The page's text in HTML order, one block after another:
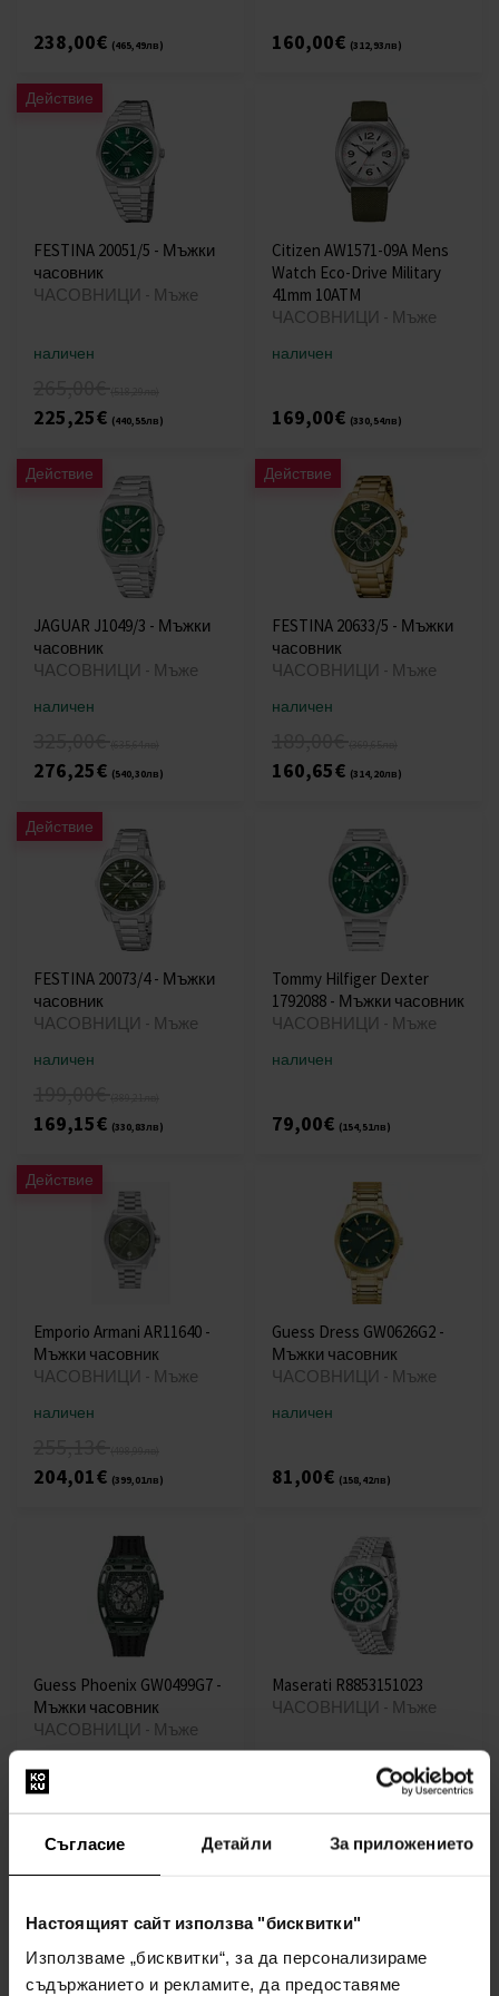
Съгласие Детайли За приложението
Настоящият сайт използва "бисквитки"
Използваме „бисквитки“, за да персонализираме
съдържанието и рекламите, да предоставяме
238,00€ (465,49лв) 160,00€ (312,93лв)
Действие
FESTINA 20051/5 - Мъжки
часовник
ЧАСОВНИЦИ - Мъже
наличен
225,25€ (440,55лв)
Citizen AW1571-09A Mens
Watch Eco-Drive Military
41mm 10ATM
ЧАСОВНИЦИ - Мъже
наличен
169,00€ (330,54лв)
Действие
JAGUAR J1049/3 - Мъжки
часовник
ЧАСОВНИЦИ - Мъже
наличен
276,25€ (540,30лв)
Действие
FESTINA 20633/5 - Мъжки
часовник
ЧАСОВНИЦИ - Мъже
наличен
160,65€ (314,20лв)
Действие
FESTINA 20073/4 - Мъжки
часовник
ЧАСОВНИЦИ - Мъже
наличен
169,15€ (330,83лв)
Tommy Hilfiger Dexter
1792088 - Мъжки часовник
ЧАСОВНИЦИ - Мъже
наличен
79,00€ (154,51лв)
Действие
Emporio Armani AR11640 -
Мъжки часовник
ЧАСОВНИЦИ - Мъже
наличен
204,01€ (399,01лв)
Guess Dress GW0626G2 -
Мъжки часовник
ЧАСОВНИЦИ - Мъже
наличен
81,00€ (158,42лв)
Guess Phoenix GW0499G7 -
Мъжки часовник
ЧАСОВНИЦИ - Мъже
наличен
Maserati R8853151023
ЧАСОВНИЦИ - Мъже